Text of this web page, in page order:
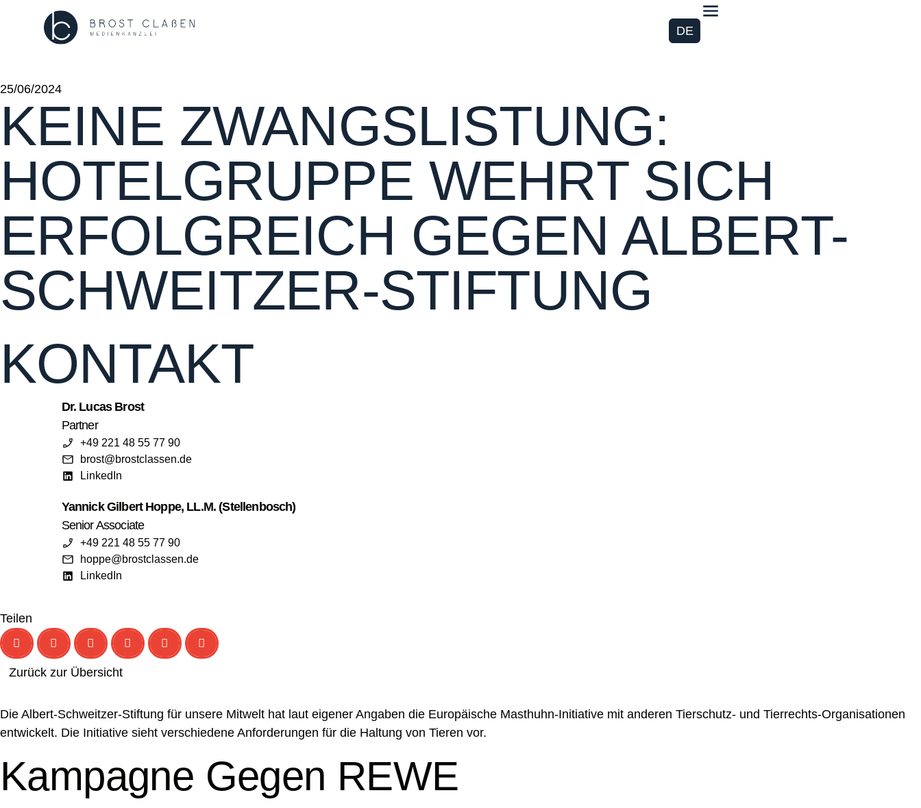
DE
25/06/2024
KEINE ZWANGSLISTUNG:
HOTELGRUPPE WEHRT SICH
ERFOLGREICH GEGEN ALBERT-
SCHWEITZER-STIFTUNG
KONTAKT
Dr. Lucas Brost
Partner
+49 221 48 55 77 90
brost@brostclassen.de
LinkedIn
Yannick Gilbert Hoppe, LL.M. (Stellenbosch)
Senior Associate
+49 221 48 55 77 90
hoppe@brostclassen.de
LinkedIn
Teilen
Zurück zur Übersicht
Die Albert-Schweitzer-Stiftung für unsere Mitwelt hat laut eigener Angaben die Europäische Masthuhn-Initiative mit anderen Tierschutz- und Tierrechts-Organisationen
entwickelt. Die Initiative sieht verschiedene Anforderungen für die Haltung von Tieren vor.
Kampagne Gegen REWE